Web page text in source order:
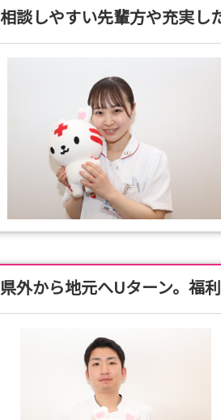
相談しやすい先輩方や充実し
県外から地元へUターン。福